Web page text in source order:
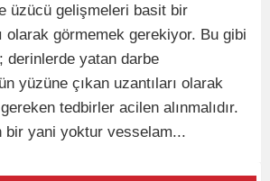
üzücü gelişmeleri basit bir
olarak görmemek gerekiyor. Bu gibi
derinlerde yatan darbe
yüzüne çıkan uzantıları olarak
tedbirler acilen alınmalıdır.
bir yani yoktur vesselam...